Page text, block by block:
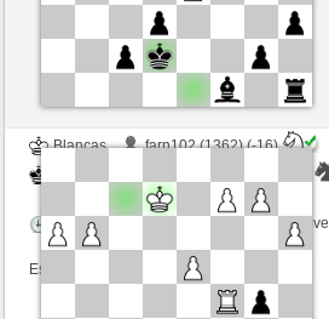
Blancas
farn102 (1362) (-16)
Tiempo: 7 minutes/side + 3 seconds/move
Esta partida es por puntos